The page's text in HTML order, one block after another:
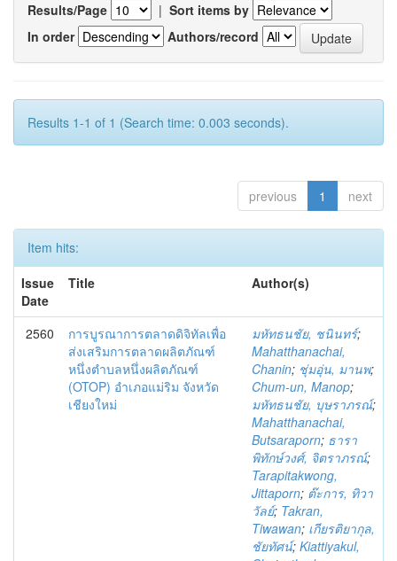
Results/Page | Sort items by
In order
Authors/record
Results 1-1 of 1 (Search time: 0.003 seconds).
previous 1 next
Item hits:
Issue
Date
Title Author(s)
2560
การบูรณาการตลาดดิจิทัลเพื่อ
ส่งเสริมการตลาดผลิตภัณฑ์
หนึ่งตำบลหนึ่งผลิตภัณฑ์
(OTOP) อำเภอแม่ริม จังหวัด
เชียงใหม่
มหัทธนชัย, ชนินทร์;
Mahatthanachai,
Chanin; ชุ่มอุ่น, มานพ;
Chum-un, Manop;
มหัทธนชัย, บุษราภรณ์;
Mahatthanachai,
Butsaraporn; ธารา
พิทักษ์วงศ์, จิตราภรณ์;
Tarapitakwong,
Jittaporn; ต๊ะการ, ทิวา
วัลย์; Takran,
Tiwawan; เกียรติยากุล,
ชัยทัศน์; Kiattiyakul,